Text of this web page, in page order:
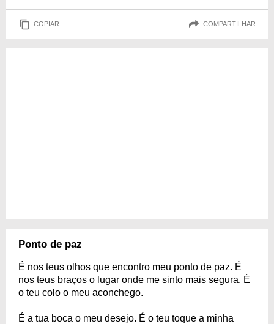
COPIAR COMPARTILHAR
Ponto de paz
É nos teus olhos que encontro meu ponto de paz. É
nos teus braços o lugar onde me sinto mais segura. É
o teu colo o meu aconchego.
É a tua boca o meu desejo. É o teu toque a minha